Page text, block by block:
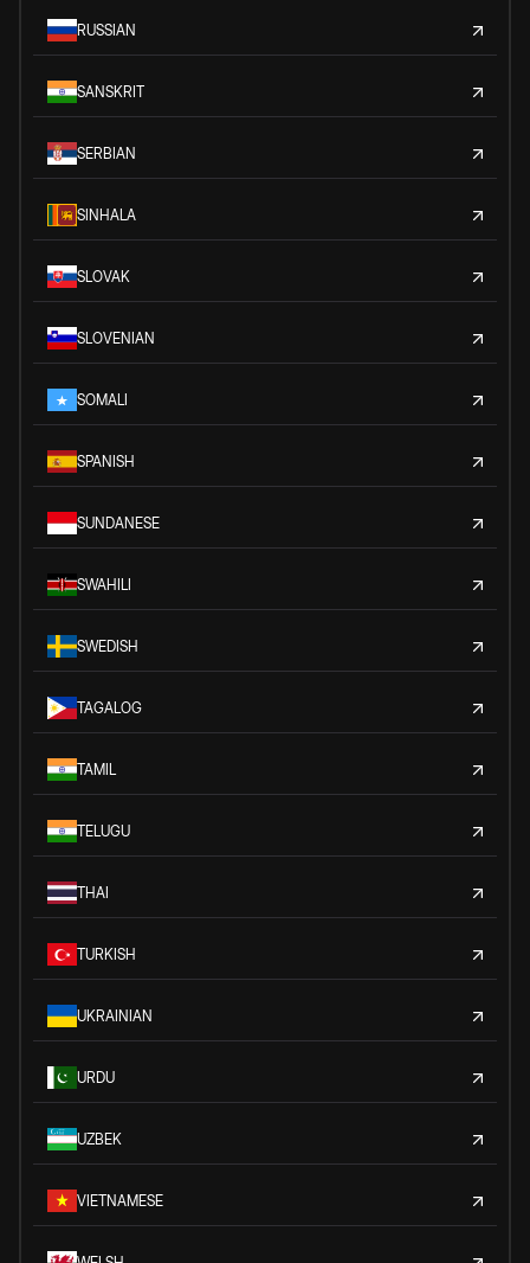
RUSSIAN
SANSKRIT
SERBIAN
SINHALA
SLOVAK
SLOVENIAN
SOMALI
SPANISH
SUNDANESE
SWAHILI
SWEDISH
TAGALOG
TAMIL
TELUGU
THAI
TURKISH
UKRAINIAN
URDU
UZBEK
VIETNAMESE